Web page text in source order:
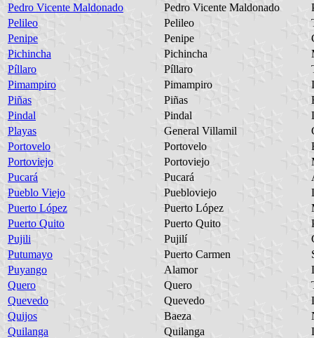
Pedro Vicente Maldonado
Pedro Vicente Maldonado
Pelileo
Pelileo
Penipe
Penipe
Pichincha
Pichincha
Píllaro
Píllaro
Pimampiro
Pimampiro
Piñas
Piñas
Pindal
Pindal
Playas
General Villamil
Portovelo
Portovelo
Portoviejo
Portoviejo
Pucará
Pucará
Pueblo Viejo
Puebloviejo
Puerto López
Puerto López
Puerto Quito
Puerto Quito
Pujili
Pujilí
Putumayo
Puerto Carmen
Puyango
Alamor
Quero
Quero
Quevedo
Quevedo
Quijos
Baeza
Quilanga
Quilanga